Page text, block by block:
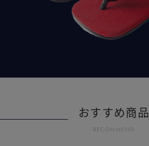
おすすめ商品
RECOMMEND